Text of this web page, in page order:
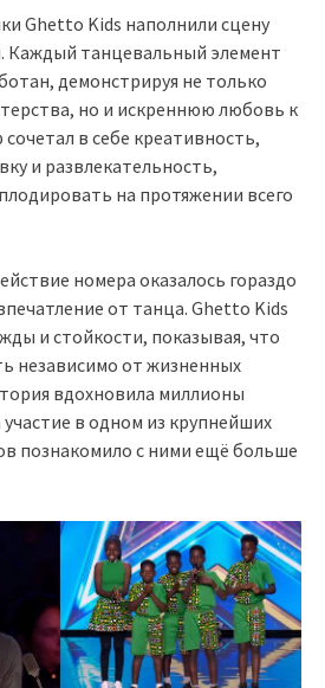
Ghetto Kids наполнили сцену
танцевальный элемент
демонстрируя не только
но и искреннюю любовь к
в себе креативность,
и развлекательность,
на протяжении всего
номера оказалось гораздо
от танца. Ghetto Kids
и стойкости, показывая, что
независимо от жизненных
вдохновила миллионы
в одном из крупнейших
познакомило с ними ещё больше